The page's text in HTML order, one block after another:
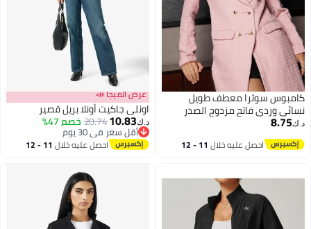
4
كامبوس سوترا معطف طويل
نسائي وردي فاتح مزدوج الصدر
بنقوش
د.ك‏8.75
احصل عليه خلال 11 - 12
عرض الميجا 📣
اونلي جاكيت أونلا بريل قصير
د.ك‏10.83
20.74خصم 47%
أقل سعر في 30 يوم
أقل سعر في 30 يوماحصل عليه خلال 11 - 12